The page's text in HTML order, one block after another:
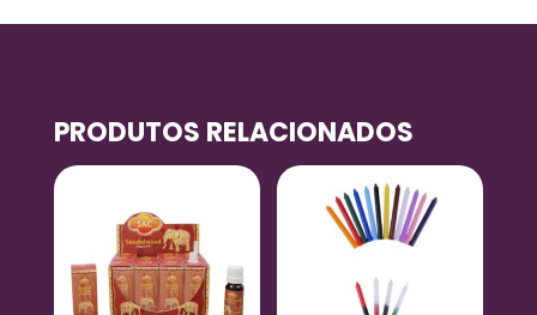
PRODUTOS RELACIONADOS